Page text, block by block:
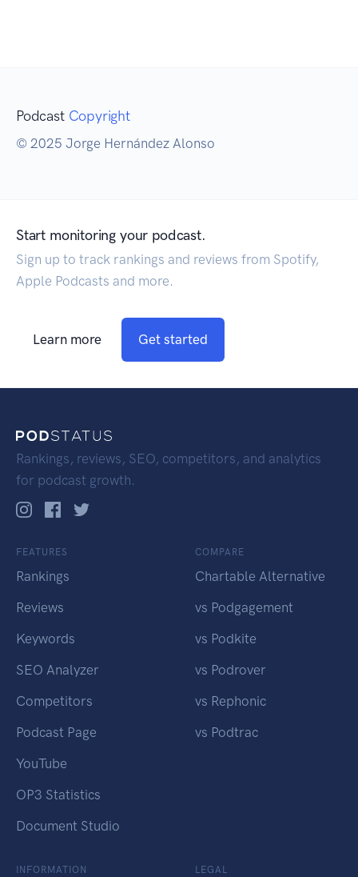
Podcast Copyright
© 2025 Jorge Hernández Alonso
Start monitoring your podcast.
Sign up to track rankings and reviews from Spotify,
Apple Podcasts and more.
Learn more Get started
Rankings, reviews, SEO, competitors, and analytics
for podcast growth.
FEATURES
Rankings
Reviews
Keywords
SEO Analyzer
Competitors
Podcast Page
YouTube
OP3 Statistics
Document Studio
COMPARE
Chartable Alternative
vs Podgagement
vs Podkite
vs Podrover
vs Rephonic
vs Podtrac
INFORMATION LEGAL